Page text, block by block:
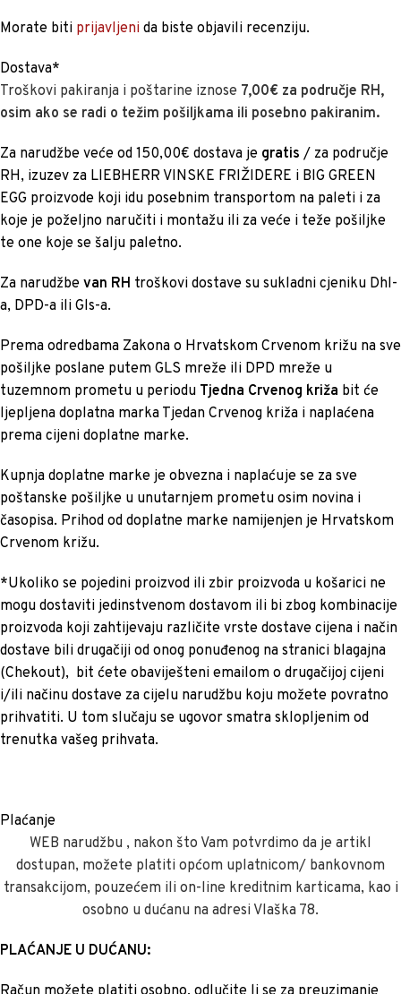
Morate biti prijavljeni da biste objavili recenziju.
Dostava*
Troškovi pakiranja i poštarine iznose 7,00€ za područje RH,
osim ako se radi o težim pošiljkama ili posebno pakiranim.
Za narudžbe veće od 150,00€ dostava je gratis / za područje
RH, izuzev za LIEBHERR VINSKE FRIŽIDERE i BIG GREEN
EGG proizvode koji idu posebnim transportom na paleti i za
koje je poželjno naručiti i montažu ili za veće i teže pošiljke
te one koje se šalju paletno.
Za narudžbe van RH troškovi dostave su sukladni cjeniku Dhl-
a, DPD-a ili Gls-a.
Prema odredbama Zakona o Hrvatskom Crvenom križu na sve
pošiljke poslane putem GLS mreže ili DPD mreže u
tuzemnom prometu u periodu Tjedna Crvenog križa bit će
ljepljena doplatna marka Tjedan Crvenog križa i naplaćena
prema cijeni doplatne marke.
Kupnja doplatne marke je obvezna i naplaćuje se za sve
poštanske pošiljke u unutarnjem prometu osim novina i
časopisa. Prihod od doplatne marke namijenjen je Hrvatskom
Crvenom križu.
*Ukoliko se pojedini proizvod ili zbir proizvoda u košarici ne
mogu dostaviti jedinstvenom dostavom ili bi zbog kombinacije
proizvoda koji zahtijevaju različite vrste dostave cijena i način
dostave bili drugačiji od onog ponuđenog na stranici blagajna
(Chekout), bit ćete obaviješteni emailom o drugačijoj cijeni
i/ili načinu dostave za cijelu narudžbu koju možete povratno
prihvatiti. U tom slučaju se ugovor smatra sklopljenim od
trenutka vašeg prihvata.
Plaćanje
WEB narudžbu , nakon što Vam potvrdimo da je artikl
dostupan, možete platiti općom uplatnicom/ bankovnom
transakcijom, pouzećem ili on-line kreditnim karticama, kao i
osobno u dućanu na adresi Vlaška 78.
PLAĆANJE U DUĆANU: